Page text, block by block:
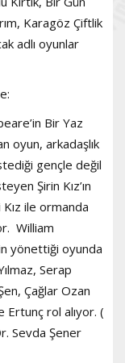
Karagöz Çiftlik
adlı oyunlar
Bir Yaz
oyun, arkadaşlık
gençle değil
Şirin Kız’ın
Kız ile ormanda
William
yönettiği oyunda
Serap
Çağlar Ozan
Ertunç rol alıyor. (
Sevda Şener